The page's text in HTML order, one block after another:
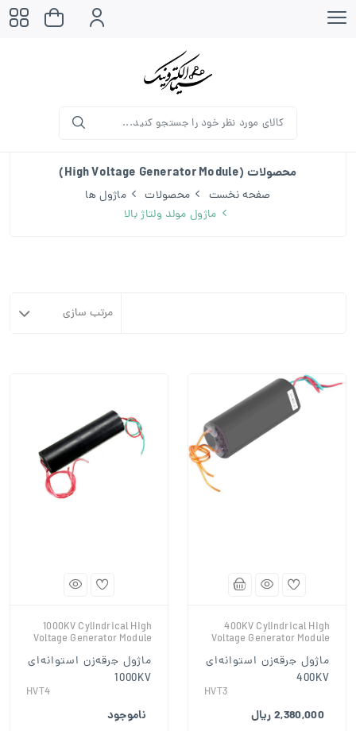
محصولات (High Voltage Generator Module)
صفحه نخست محصولات
ماژول ها
ماژول مولد ولتاژ بالا
400KV Cylindrical High
Voltage Generator Module
ماژول جرقه‌زن استوانه‌ای
400KV
HVT3
2,380,000 ریال
1000KV Cylindrical High
Voltage Generator Module
ماژول جرقه‌زن استوانه‌ای
1000KV
HVT4
ناموجود